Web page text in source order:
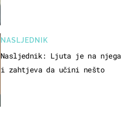
NASLJEDNIK
Nasljednik: Ljuta je na njega
i zahtjeva da učini nešto